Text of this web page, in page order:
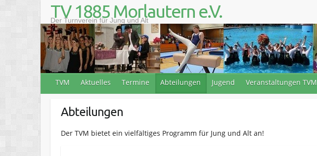
TV 1885 Morlautern e.V.
Der Turnverein für Jung und Alt
TVM Aktuelles Termine Abteilungen Jugend Veranstaltungen TVM
Abteilungen
Der TVM bietet ein vielfältiges Programm für Jung und Alt an!